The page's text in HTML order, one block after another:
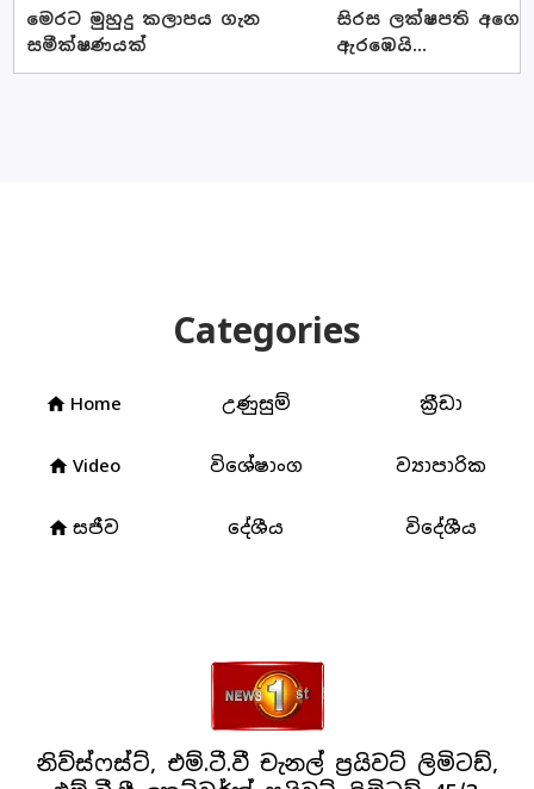
මෙරට මුහුදු කලාපය ගැන
සමීක්ෂණයක්
සිරස ලක්ෂපති
ඇරඹෙයි...
නිව්ස්ෆස්ට්, එම්.ටී.වී චැනල් ප්‍රයිවට් ලිමිටඩ්,
Categories
home Home උණුසුම් ක්‍රීඩා
home Video විශේෂාංග ව්‍යාපාරික
home සජීව දේශීය විදේශීය